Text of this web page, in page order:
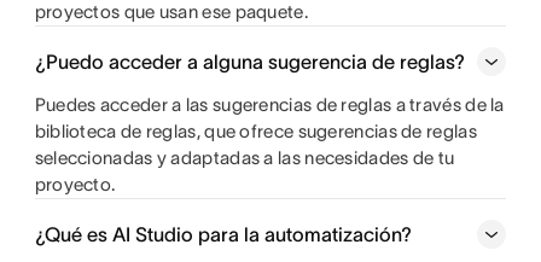
proyectos que usan ese paquete.
¿Puedo acceder a alguna sugerencia de reglas?
Puedes acceder a las sugerencias de reglas a través de la
biblioteca de reglas, que ofrece sugerencias de reglas
seleccionadas y adaptadas a las necesidades de tu
proyecto.
¿Qué es AI Studio para la automatización?